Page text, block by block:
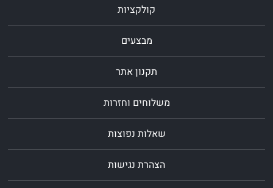
קולקציות
מבצעים
תקנון אתר
משלוחים וחזרות
שאלות נפוצות
הצהרת נגישות